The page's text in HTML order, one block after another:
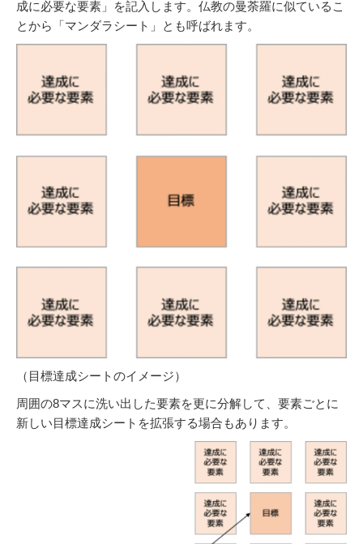
成に必要な要素」を記入します。仏教の曼荼羅に似ているこ
とから「マンダラシート」とも呼ばれます。
（目標達成シートのイメージ）
周囲の8マスに洗い出した要素を更に分解して、要素ごとに
新しい目標達成シートを拡張する場合もあります。